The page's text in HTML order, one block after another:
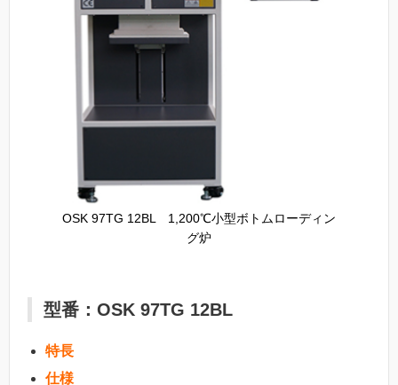
OSK 97TG 12BL 1,200℃小型ボトムローディン
グ炉
型番：OSK 97TG 12BL
特長
仕様